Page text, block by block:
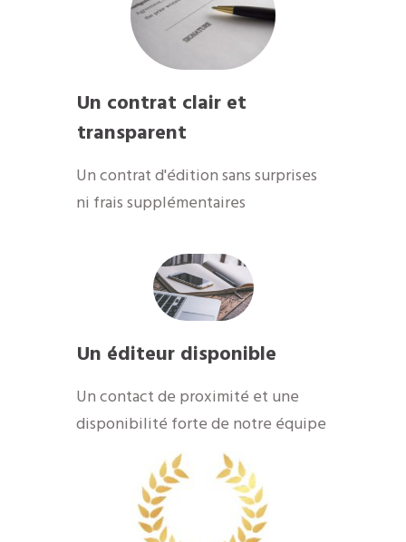
Un contrat clair et
transparent
Un contrat d'édition sans surprises
ni frais supplémentaires
Un éditeur disponible
Un contact de proximité et une
disponibilité forte de notre équipe